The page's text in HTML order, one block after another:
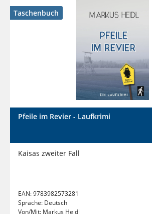
Taschenbuch
Pfeile im Revier - Laufkrimi
Kaisas zweiter Fall
EAN:9783982573281
Sprache: Deutsch
Von/Mit: Markus Heidl